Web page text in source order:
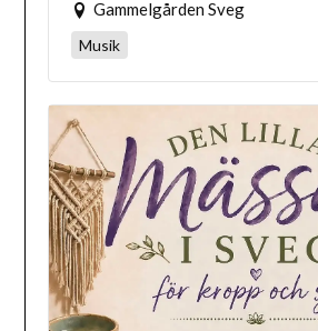
Gammelgården Sveg
Musik